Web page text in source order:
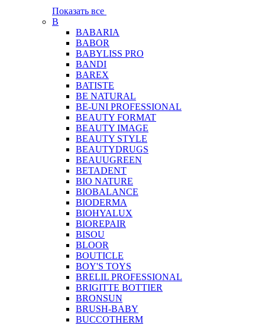
Показать все
B
BABARIA
BABOR
BABYLISS PRO
BANDI
BAREX
BATISTE
BE NATURAL
BE-UNI PROFESSIONAL
BEAUTY FORMAT
BEAUTY IMAGE
BEAUTY STYLE
BEAUTYDRUGS
BEAUUGREEN
BETADENT
BIO NATURE
BIOBALANCE
BIODERMA
BIOHYALUX
BIOREPAIR
BISOU
BLOOR
BOUTICLE
BOY'S TOYS
BRELIL PROFESSIONAL
BRIGITTE BOTTIER
BRONSUN
BRUSH-BABY
BUCCOTHERM